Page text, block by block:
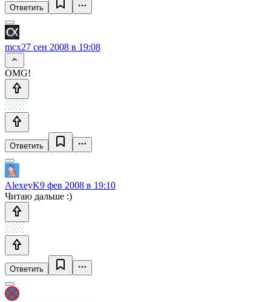
Ответить
mcx27 сен 2008 в 19:08
OMG!
Ответить
AlexeyK9 фев 2008 в 19:10
Читаю дальше :)
Ответить